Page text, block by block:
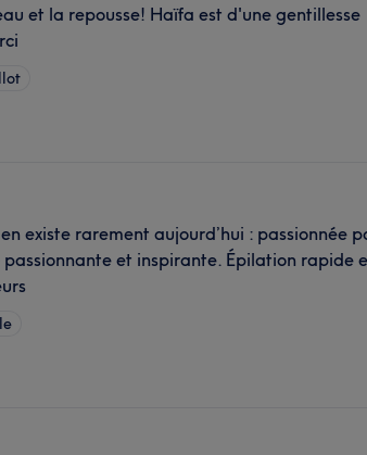
et la repousse! Haïfa est d'une gentillesse
existe rarement aujourd’hui : passionnée
passionnante et inspirante. Épilation rapide